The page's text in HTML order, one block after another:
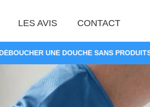
LES AVIS CONTACT
SANS PRODUITS CHIMIQUES